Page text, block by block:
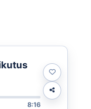
8:16